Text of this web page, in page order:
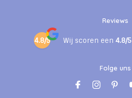
Reviews
4.8/5 Wij scoren een 4.8/5
Folge uns